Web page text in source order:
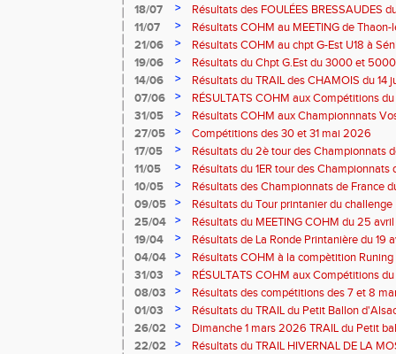
18/07 >
Résultats des FOULÉES BRESSAUDES
Bresse
11/07 >
Résultats COHM au MEETING de Thaon-
2026
21/06 >
Résultats COHM au chpt G-Est U18 à
2026
19/06 >
Résultats du Chpt G.Est du 3000 et
Amneville
14/06 >
Résultats du TRAIL des CHAMOIS du 14
Moselotte
07/06 >
RÉSULTATS COHM aux Compétitions
31/05
>
Résultats COHM aux Championnnats
Masters du 31 mai 2026 à Remiremont
27/05 >
Compétitions des 30 et 31 mai 2026
17/05
>
Résultats du 2è tour des Championnats
région G-Est du 17 mai 2025 à
11/05 >
Résultats du 1ER tour des Championnats
Thaon-les Vosges
10/05 >
Résultats des Championnats de France
Marathon du 10 mai à Troyes
09/05 >
Résultats du Tour printanier du
25/04
>
Résultats du MEETING COHM du 25
19/04
>
Résultats de La Ronde Printanière du 19
route de Belfort
04/04 >
Résultats COHM à la compètition
court" des 4 et 5 avril à Toul
31/03 >
RÉSULTATS COHM aux Compétitions
08/03
>
Résultats des compétitions des 7 et 8
01/03
>
Résultats du TRAIL du Petit Ballon
Rouffach-68
26/02 >
Dimanche 1 mars 2026 TRAIL du Petit
ROUFFACH 68
22/02 >
Résultats du TRAIL HIVERNAL DE LA